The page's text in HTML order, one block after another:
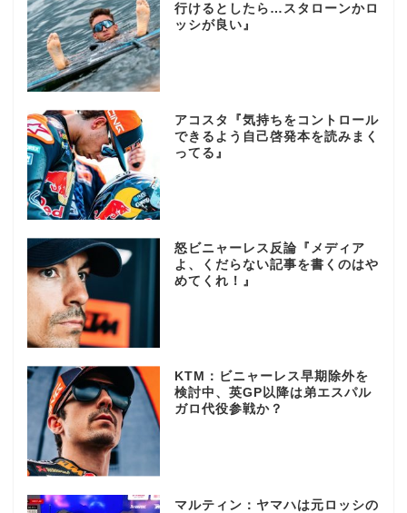
行けるとしたら…スタローンかロ
ッシが良い』
アコスタ『気持ちをコントロール
できるよう自己啓発本を読みまく
ってる』
怒ビニャーレス反論『メディア
よ、くだらない記事を書くのはや
めてくれ！』
KTM：ビニャーレス早期除外を
検討中、英GP以降は弟エスパル
ガロ代役参戦か？
マルティン：ヤマハは元ロッシの